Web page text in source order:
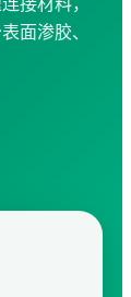
接材料，
面渗胶、